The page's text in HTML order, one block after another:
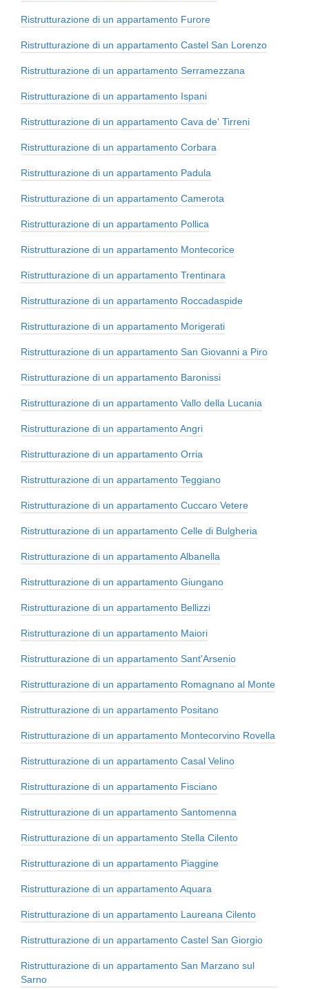
Ristrutturazione di un appartamento Furore
Ristrutturazione di un appartamento Castel San Lorenzo
Ristrutturazione di un appartamento Serramezzana
Ristrutturazione di un appartamento Ispani
Ristrutturazione di un appartamento Cava de' Tirreni
Ristrutturazione di un appartamento Corbara
Ristrutturazione di un appartamento Padula
Ristrutturazione di un appartamento Camerota
Ristrutturazione di un appartamento Pollica
Ristrutturazione di un appartamento Montecorice
Ristrutturazione di un appartamento Trentinara
Ristrutturazione di un appartamento Roccadaspide
Ristrutturazione di un appartamento Morigerati
Ristrutturazione di un appartamento San Giovanni a Piro
Ristrutturazione di un appartamento Baronissi
Ristrutturazione di un appartamento Vallo della Lucania
Ristrutturazione di un appartamento Angri
Ristrutturazione di un appartamento Orria
Ristrutturazione di un appartamento Teggiano
Ristrutturazione di un appartamento Cuccaro Vetere
Ristrutturazione di un appartamento Celle di Bulgheria
Ristrutturazione di un appartamento Albanella
Ristrutturazione di un appartamento Giungano
Ristrutturazione di un appartamento Bellizzi
Ristrutturazione di un appartamento Maiori
Ristrutturazione di un appartamento Sant'Arsenio
Ristrutturazione di un appartamento Romagnano al Monte
Ristrutturazione di un appartamento Positano
Ristrutturazione di un appartamento Montecorvino Rovella
Ristrutturazione di un appartamento Casal Velino
Ristrutturazione di un appartamento Fisciano
Ristrutturazione di un appartamento Santomenna
Ristrutturazione di un appartamento Stella Cilento
Ristrutturazione di un appartamento Piaggine
Ristrutturazione di un appartamento Aquara
Ristrutturazione di un appartamento Laureana Cilento
Ristrutturazione di un appartamento Castel San Giorgio
Ristrutturazione di un appartamento San Marzano sul
Sarno